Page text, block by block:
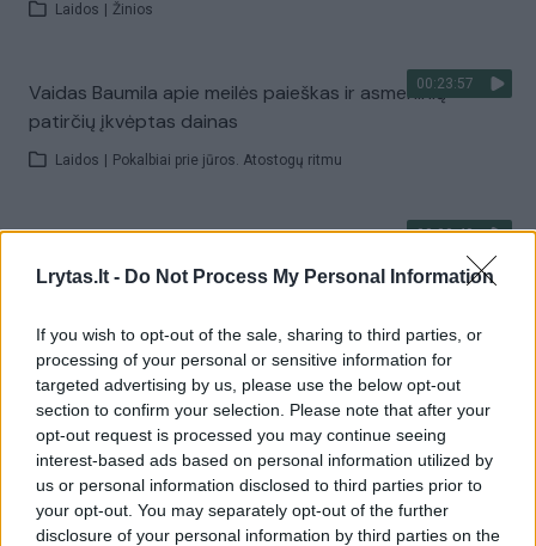
Lrytas.lt - Do Not Process My Personal Information
If you wish to opt-out of the sale, sharing to third parties, or
processing of your personal or sensitive information for
targeted advertising by us, please use the below opt-out
section to confirm your selection. Please note that after your
opt-out request is processed you may continue seeing
interest-based ads based on personal information utilized by
us or personal information disclosed to third parties prior to
your opt-out. You may separately opt-out of the further
disclosure of your personal information by third parties on the
Laidos Žinios
00:23:57
Vaidas Baumila apie meilės paieškas ir asmeninių
patirčių įkvėptas dainas
Laidos Pokalbiai prie jūros. Atostogų ritmu
00:00:40
pastebėti virš karinės bazės
Visi įrašai
Žiūrimiausi įrašai